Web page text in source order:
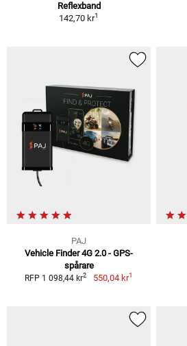
Reflexband
142,70 kr1
PAJ
Vehicle Finder 4G 2.0 - GPS-
spårare
RFP 1 098,44 kr2 550,04 kr1